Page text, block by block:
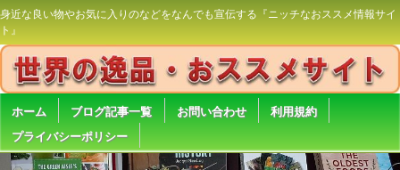
身近な良い物やお気に入りのなどをなんでも宣伝する『ニッチなおススメ情報サイ
ト』
ホーム ブログ記事一覧 お問い合わせ
利用規約
プライバシーポリシー